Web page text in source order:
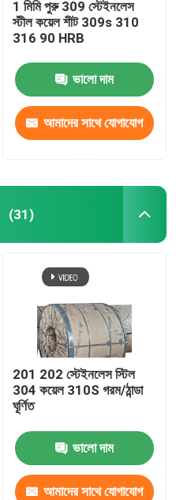
1 মিমি পুরু 309 স্টেইনলেস
স্টীল কয়েল শীট 309s 310
316 90 HRB
ভালো দাম
আমাদের সাথে যোগাযোগ
(31)
201 202 স্টেইনলেস স্টিল
304 কয়েল 310S গরম/ঠান্ডা
ঘূর্ণিত
ভালো দাম
আমাদের সাথে যোগাযোগ